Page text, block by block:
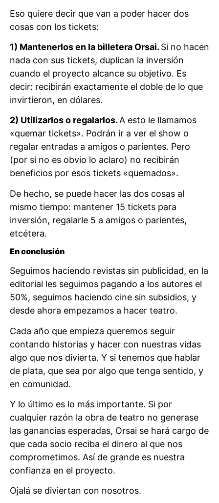
Eso quiere decir que van a poder hacer dos
cosas con los tickets:
1) Mantenerlos en la billetera Orsai. Si no hacen
nada con sus tickets, duplican la inversión
cuando el proyecto alcance su objetivo. Es
decir: recibirán exactamente el doble de lo que
invirtieron, en dólares.
2) Utilizarlos o regalarlos.A esto le llamamos
«quemar tickets». Podrán ir a ver el show o
regalar entradas a amigos o parientes. Pero
(por si no es obvio lo aclaro) no recibirán
beneficios por esos tickets «quemados».
De hecho, se puede hacer las dos cosas al
mismo tiempo: mantener 15 tickets para
inversión, regalarle 5 a amigos o parientes,
etcétera.
En conclusión
Seguimos haciendo revistas sin publicidad, en la
editorial les seguimos pagando a los autores el
50%, seguimos haciendo cine sin subsidios, y
desde ahora empezamos a hacer teatro.
Cada año que empieza queremos seguir
contando historias y hacer con nuestras vidas
algo que nos divierta. Y si tenemos que hablar
de plata, que sea por algo que tenga sentido, y
en comunidad.
Y lo último es lo más importante. Si por
cualquier razón la obra de teatro no generase
las ganancias esperadas, Orsai se hará cargo de
que cada socio reciba el dinero al que nos
comprometimos. Así de grande es nuestra
confianza en el proyecto.
Ojalá se diviertan con nosotros.